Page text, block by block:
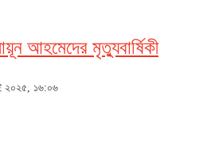
আহমেদের মৃত্যুবার্ষিকী
২০২৫, ১৬:০৬